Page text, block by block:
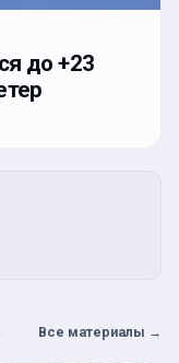
до +23
Все материалы →